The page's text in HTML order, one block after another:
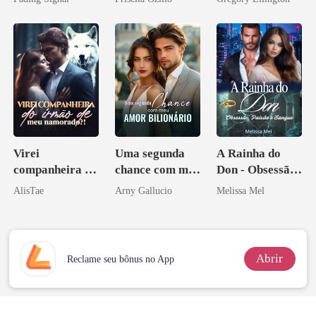
Virei
companheira do
irmão de meu
AlisTae
Uma segunda
chance com meu
amor bilionário
Arny Gallucio
A Rainha do
Don - Obsessão,
Paixão e Sangue
Melissa Mel
Reclame seu bônus no App Abrir